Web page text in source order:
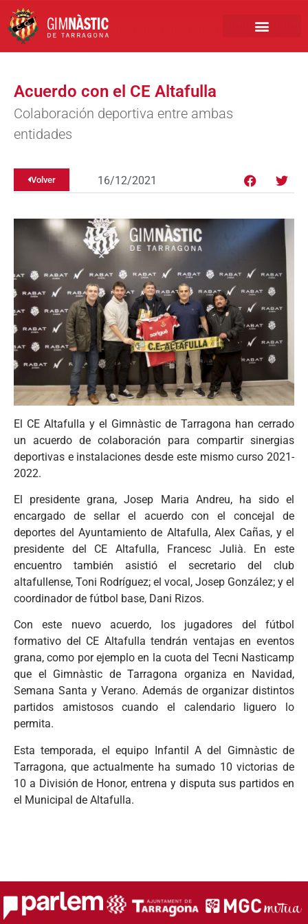
Acuerdo con el CE Altafulla
Colaboración deportiva entre ambas
entidades
Volver 16/12/2021
El CE Altafulla y el Gimnàstic de Tarragona han cerrado
un acuerdo de colaboración para compartir sinergias
deportivas e instalaciones desde este mismo curso 2021-
2022.
El presidente grana, Josep Maria Andreu, ha sido el
encargado de sellar el acuerdo con el concejal de
deportes del Ayuntamiento de Altafulla, Alex Cañas, y el
presidente del CE Altafulla, Francesc Julià. En este
encuentro también asistió el secretario del club
altafullense, Toni Rodríguez; el vocal, Josep González; y el
coordinador de fútbol base, Dani Rizos.
Con este nuevo acuerdo, los jugadores del fútbol
formativo del CE Altafulla tendrán ventajas en eventos
grana, como por ejemplo en la cuota del Tecni Nasticamp
que el Gimnàstic de Tarragona organiza en Navidad,
Semana Santa y Verano. Además de organizar distintos
partidos amistosos cuando el calendario liguero lo
permita.
Esta temporada, el equipo Infantil A del Gimnàstic de
Tarragona, que actualmente ha sumado 10 victorias de
10 a División de Honor, entrena y disputa sus partidos en
el Municipal de Altafulla.